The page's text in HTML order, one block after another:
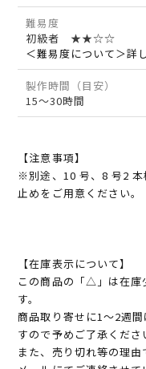
難易度
初級者 ★★☆☆
＜難易度について＞詳
製作時間（目安）
15～30時間
【注意事項】
※別途、10 号、8 号2 本
止めをご用意ください。
【在庫表示について】
この商品の「△」は在庫
す。
商品取り寄せに1～2週
すので予めご了承くださ
また、売り切れ等の理